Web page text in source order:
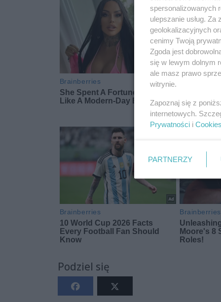
Podziel się
spersonalizowanych
ulepszanie usług.
geolokalizacyjnych
cenimy Twoją
Zgoda jest
się w lewym dolnym
ale masz prawo
witrynie.
Zapoznaj się z
internetowych.
Prywatności i Cookies
PARTNERZY